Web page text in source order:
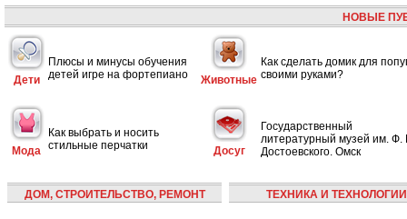
НОВЫЕ
Дети
Плюсы и минусы обучения
детей игре на фортепиано
Животные
Как сделать домик для
своими руками?
Мода
Как выбрать и носить
стильные перчатки
Досуг
Государственный
литературный музей им. Ф.
Достоевского. Омск
ДОМ, СТРОИТЕЛЬСТВО, РЕМОНТ ТЕХНИКА И ТЕХНОЛОГИИ